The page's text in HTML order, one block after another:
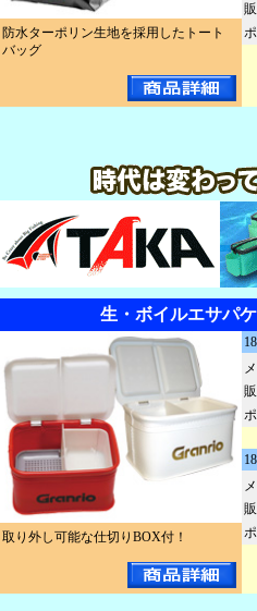
防水ターポリン生地を採用したトート
バッグ
生・ボイルエサパ
取り外し可能な仕切りBOX付！